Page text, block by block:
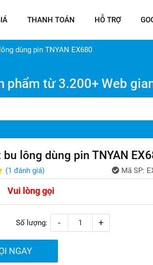
THANH TOÁN HỖ TRỢ
dùng pin TNYAN EX680
phẩm từ 3.200+ Web
bu lông dùng pin TNYAN
(1 đánh giá) Mã SP:
Vui lòng gọi
Số lượng: - +
NGAY